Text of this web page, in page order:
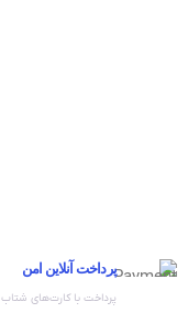
پرداخت آنلاین امن
پرداخت با کارت‌های شتاب